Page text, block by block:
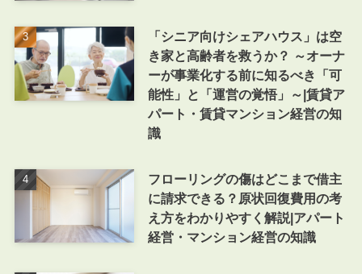
「シニア向けシェアハウス」は空
き家と高齢者を救うか？ ～オーナ
ーが事業化する前に知るべき「可
能性」と「運営の覚悟」～|賃貸ア
パート・賃貸マンション経営の知
識
フローリングの傷はどこまで借主
に請求できる？原状回復費用の考
え方をわかりやすく解説|アパート
経営・マンション経営の知識